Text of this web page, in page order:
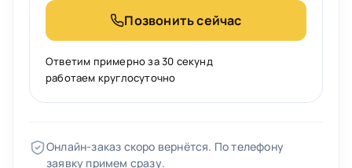
Позвонить сейчас
Ответим примерно за 30 секунд
работаем круглосуточно
Онлайн-заказ скоро вернётся. По телефону
заявку примем сразу.